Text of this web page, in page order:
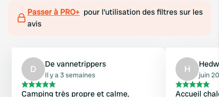
Passer à PRO+ pour l'utilisation des filtres sur les
avis
D De vannetrippers
Il y a 3 semaines
Camping très propre et calme,
H
juin
Accueil